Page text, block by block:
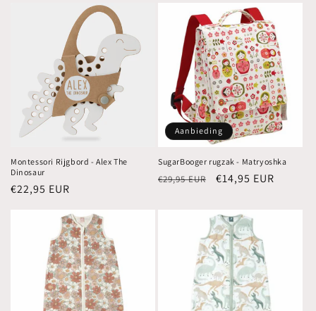
Montessori Rijgbord - Alex The
Dinosaur
Normale
€22,95 EUR
Aanbieding
SugarBooger rugzak - Matryoshka
Normale
€29,95 EUR Aanbiedingsprijs
€14,95 EUR